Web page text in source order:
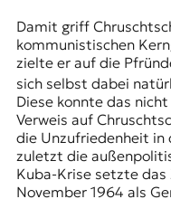
Damit griff
kommunistischen
zielte er auf die
sich selbst dabei
Diese konnte das
Verweis auf
die Unzufriedenheit in
zuletzt die
Kuba-Krise setzte
November 1964 als